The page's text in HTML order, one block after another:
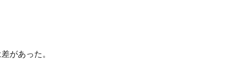
があった。